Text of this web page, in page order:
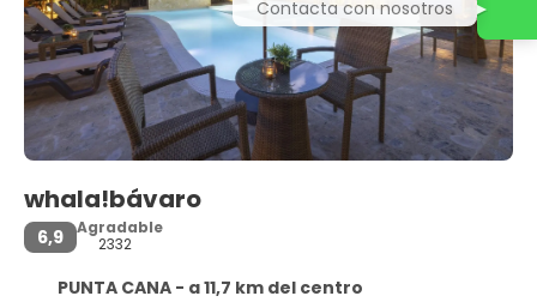
whala!bávaro
6,9
Agradable
2332
PUNTA CANA - a 11,7 km del centro
Contacta con nosotros